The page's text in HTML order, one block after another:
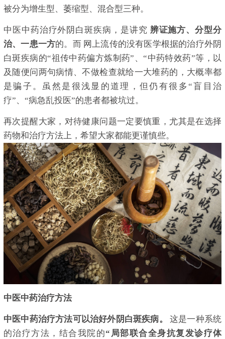
被分为增生型、萎缩型、混合型三种。
中医中药治疗外阴白斑疾病，是讲究 辨证施方、分型分
治、一患一方的。而 网上流传的没有医学根据的治疗外阴
白斑疾病的“祖传中药偏方炼制药”、“中药特效药”等，以
及随便问两句病情、不做检查就给一大堆药的，大概率都
是骗子。虽然是很浅显的道理，但仍有很多“盲目治
疗”、“病急乱投医”的患者都被坑过。
再次提醒大家，对待健康问题一定要慎重，尤其是在选择
药物和治疗方法上，希望大家都能更谨慎些。
中医中药治疗方法
中医中药治疗方法可以治好外阴白斑疾病。
这是一种系统
的治疗方法，结合我院的“局部联合全身抗复发诊疗体